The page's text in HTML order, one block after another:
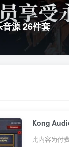
源 26件套
Kong
此内容为付